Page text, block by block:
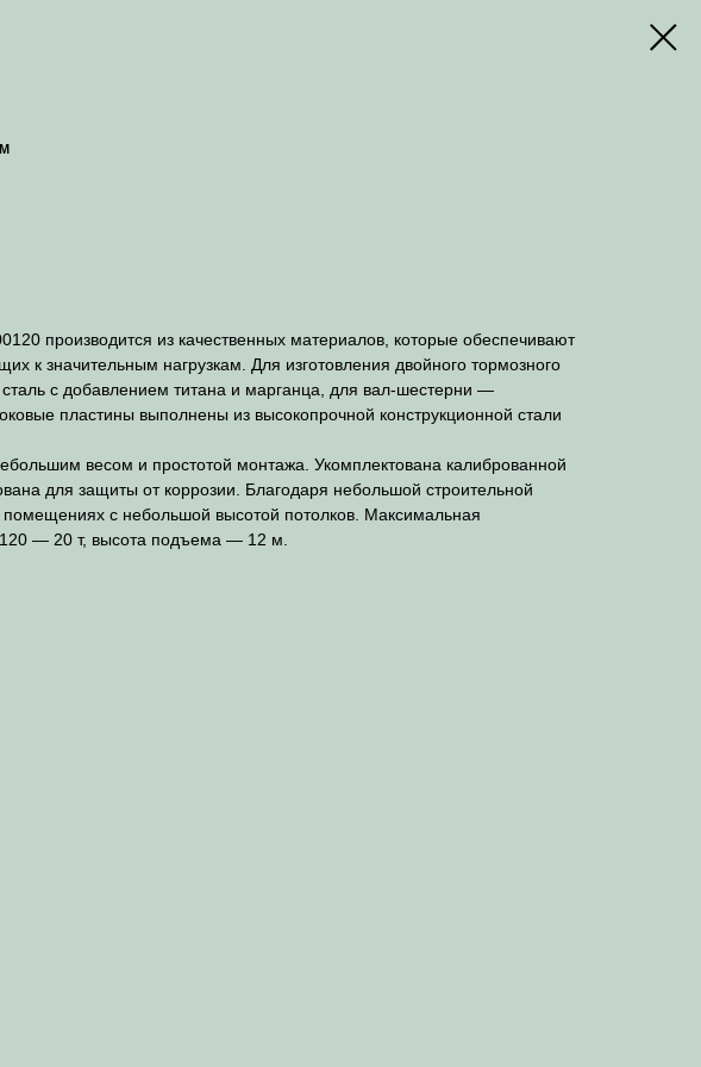
производится из качественных материалов, которые обеспечивают
к значительным нагрузкам. Для изготовления двойного тормозного
с добавлением титана и марганца, для вал-шестерни —
пластины выполнены из высокопрочной конструкционной стали
весом и простотой монтажа. Укомплектована калиброванной
для защиты от коррозии. Благодаря небольшой строительной
помещениях с небольшой высотой потолков. Максимальная
— 20 т, высота подъема — 12 м.